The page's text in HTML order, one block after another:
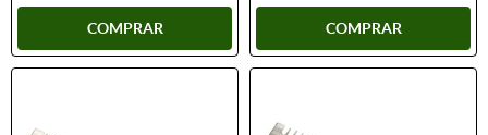
COMPRAR COMPRAR